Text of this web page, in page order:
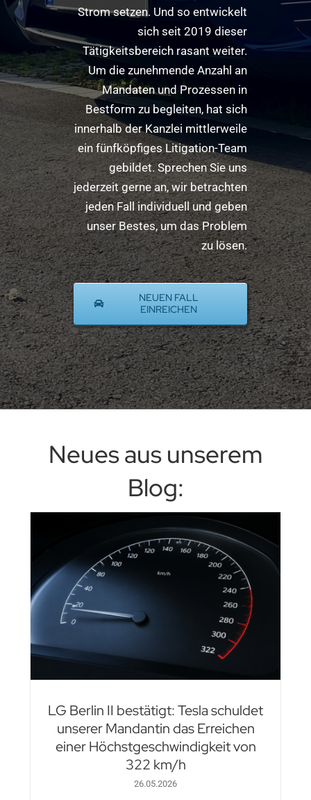
Strom setzen. Und so entwickelt
sich seit 2019 dieser
Tätigkeitsbereich rasant weiter.
Um die zunehmende Anzahl an
Mandaten und Prozessen in
Bestform zu begleiten, hat sich
innerhalb der Kanzlei mittlerweile
ein fünfköpfiges Litigation-Team
gebildet. Sprechen Sie uns
jederzeit gerne an, wir betrachten
jeden Fall individuell und geben
unser Bestes, um das Problem
zu lösen.
NEUEN FALL
EINREICHEN
Neues aus unserem
Blog:
LG Berlin II bestätigt: Tesla schuldet
unserer Mandantin das Erreichen
einer Höchstgeschwindigkeit von
322 km/h
26.05.2026